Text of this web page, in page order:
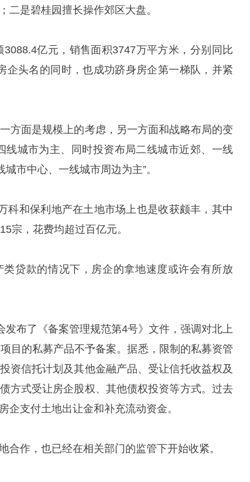
二是碧桂园擅长操作郊区大盘。
亿元，销售面积3747万平方米，分别同比
企头名的同时，也成功跻身房企第一梯队，并紧
方面是规模上的考虑，另一方面和战略布局的变
线城市为主、同时投资布局二线城市近郊、一线
市中心、一线城市周边为主”。
科和保利地产在土地市场上也是收获颇丰，其中
宗，花费均超过百亿元。
贷款的情况下，房企的拿地速度或许会有所放
发布了《备案管理规范第4号》文件，强调对北上
目的私募产品不予备案。据悉，限制的私募资管
资信托计划及其他金融产品、受让信托收益权及
方式受让房企股权、其他债权投资等方式。过去
企支付土地出让金和补充流动资金。
合作，也已经在相关部门的监管下开始收紧。